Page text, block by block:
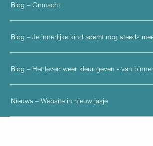
Blog – Onmacht
Blog – Je innerlijke kind ademt nog steeds
Blog – Het leven weer kleur geven - van
Nieuws – Website in nieuw jasje